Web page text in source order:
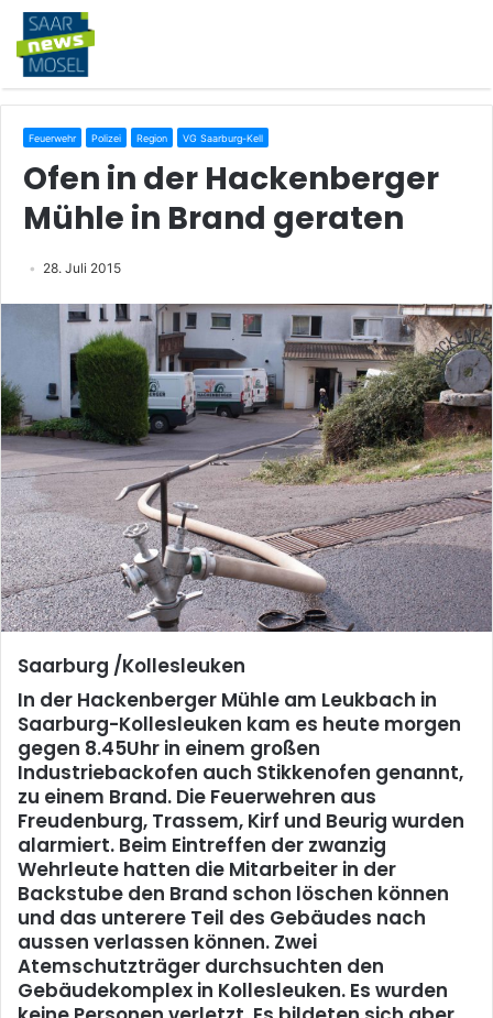
Feuerwehr Polizei Region VG Saarburg-Kell
Ofen in der Hackenberger
Mühle in Brand geraten
28. Juli 2015
Saarburg /Kollesleuken
In der Hackenberger Mühle am Leukbach in
Saarburg-Kollesleuken kam es heute morgen
gegen 8.45Uhr in einem großen
Industriebackofen auch Stikkenofen genannt,
zu einem Brand. Die Feuerwehren aus
Freudenburg, Trassem, Kirf und Beurig wurden
alarmiert. Beim Eintreffen der zwanzig
Wehrleute hatten die Mitarbeiter in der
Backstube den Brand schon löschen können
und das unterere Teil des Gebäudes nach
aussen verlassen können. Zwei
Atemschutzträger durchsuchten den
Gebäudekomplex in Kollesleuken. Es wurden